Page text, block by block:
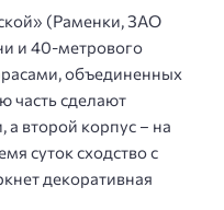
(Раменки, ЗАО
и 40-метрового
объединенных
часть сделают
а второй корпус – на
суток сходство с
декоративная